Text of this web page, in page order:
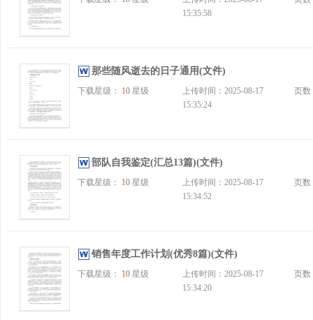
15:35:58
那些随风逝去的日子通用(文件)
下载星级： 10 星级
上传时间：2025-08-17
15:35:24
页
部队自我鉴定(汇总13篇)(文件)
下载星级： 10 星级
上传时间：2025-08-17
15:34:52
页
销售年度工作计划(优秀8篇)(文件)
下载星级： 10 星级
上传时间：2025-08-17
15:34:20
页